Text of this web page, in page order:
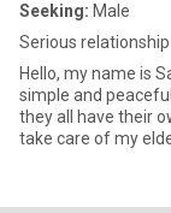
Seeking: Male
Serious
Hello, my name is
simple and
they all have their
take care of my